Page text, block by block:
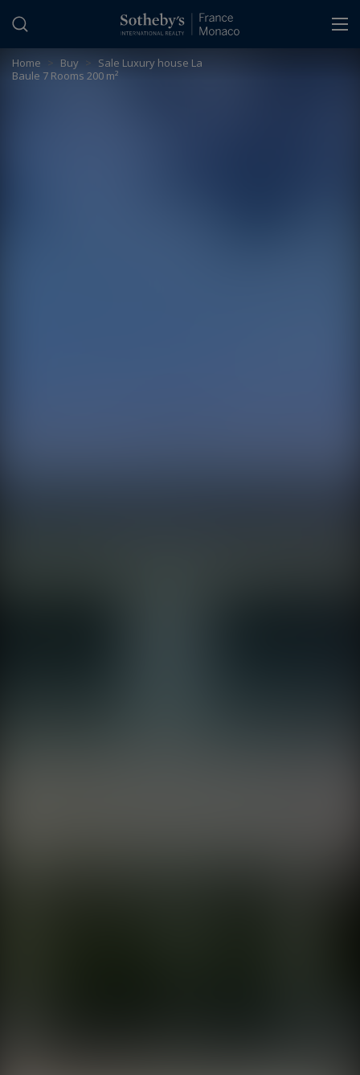
Home > Buy > Sale Luxury house La
Baule 7 Rooms 200 m²